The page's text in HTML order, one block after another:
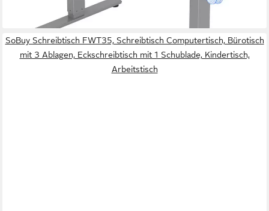
SoBuy Schreibtisch FWT35, Schreibtisch Computertisch, Bürotisch
mit 3 Ablagen, Eckschreibtisch mit 1 Schublade, Kindertisch,
Arbeitstisch